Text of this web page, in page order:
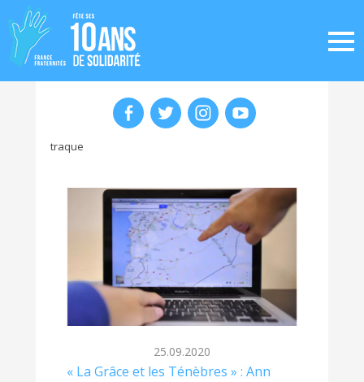
traque
25.09.2020
« La Grâce et les Ténèbres » : Ann